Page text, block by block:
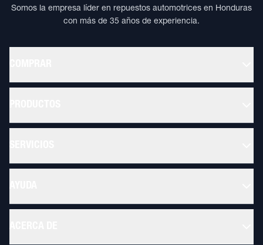
Somos la empresa líder en repuestos automotrices en Honduras
con más de 35 años de experiencia.